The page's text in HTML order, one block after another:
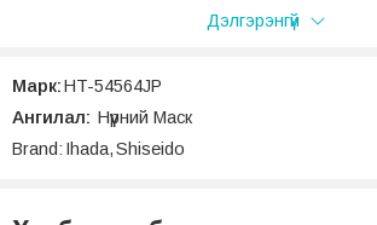
цэвэршүүлсэн W идэвхтэй найрлага
функцийг тохируулахын зэрэгцээ арьсны
бүрийг чийгээр дүүргэж, эрүүл таатай
Дэлгэрэнгүй
Марк:HT-54564JP
Ангилал: Нүүрний Маск
Brand: Ihada,Shiseido